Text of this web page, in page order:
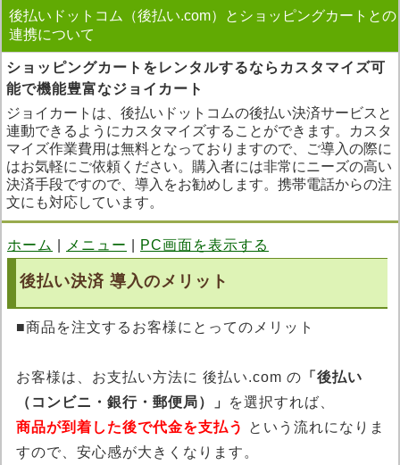
後払いドットコム（後払い.com）とショッピングカートとの
連携について
ショッピングカートをレンタルするならカスタマイズ可
能で機能豊富なジョイカート
ジョイカートは、後払いドットコムの後払い決済サービスと
連動できるようにカスタマイズすることができます。カスタ
マイズ作業費用は無料となっておりますので、ご導入の際に
はお気軽にご依頼ください。購入者には非常にニーズの高い
決済手段ですので、導入をお勧めします。携帯電話からの注
文にも対応しています。
ホーム メニュー PC画面を表示する
後払い決済 導入のメリット
■商品を注文するお客様にとってのメリット
お客様は、お支払い方法に 後払い.com の 「後払い
（コンビニ・銀行・郵便局）」
を選択すれば、
商品が到着した後で代金を支払う
という流れになりま
すので、安心感が大きくなります。